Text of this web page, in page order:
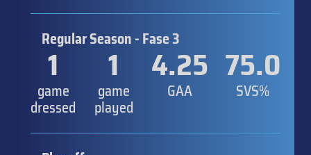
Regular Season - Fase 3
1
game
dressed
1
game
played
4.25
GAA
75.0
SVS%